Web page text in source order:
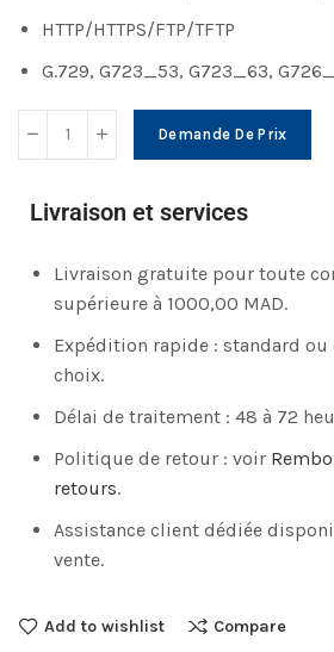
HTTP/HTTPS/FTP/TFTP
G.729, G723_53, G723_63,
Demande De Prix
Livraison et services
Livraison gratuite pour toute
supérieure à 1000,00 MAD.
Expédition rapide : standard ou
choix.
Délai de traitement : 48 à 72
Politique de retour : voir
retours.
Assistance client dédiée
vente.
Add to wishlist Compare